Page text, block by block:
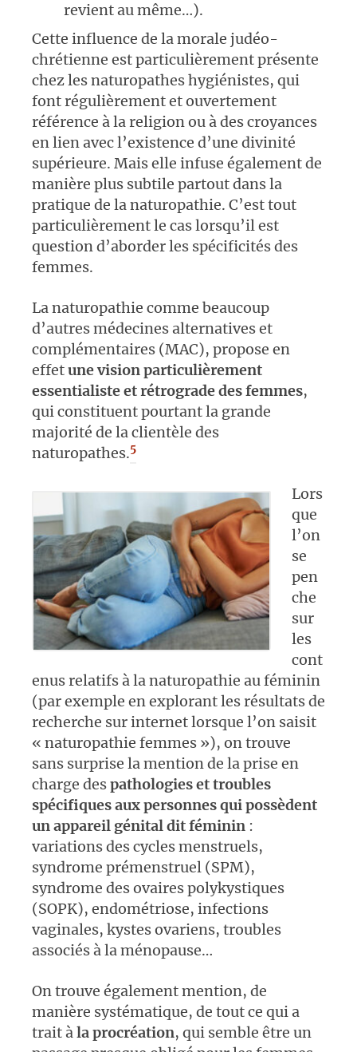
revient au même…).
Cette influence de la morale judéo-
chrétienne est particulièrement présente
chez les naturopathes hygiénistes, qui
font régulièrement et ouvertement
référence à la religion ou à des croyances
en lien avec l’existence d’une divinité
supérieure. Mais elle infuse également de
manière plus subtile partout dans la
pratique de la naturopathie. C’est tout
particulièrement le cas lorsqu’il est
question d’aborder les spécificités des
femmes.
La naturopathie comme beaucoup
d’autres médecines alternatives et
complémentaires (MAC), propose en
effetune vision particulièrement
essentialiste et rétrograde des femmes,
qui constituent pourtant la grande
majorité de la clientèle des
naturopathes.5
Lors
que
l’on
se
pen
che
sur
les
cont
enus relatifs à la naturopathie au féminin
(par exemple en explorant les résultats de
recherche sur internet lorsque l’on saisit
« naturopathie femmes »), on trouve
sans surprise la mention de la prise en
charge despathologies et troubles
spécifiques aux personnes qui possèdent
un appareil génital dit féminin :
variations des cycles menstruels,
syndrome prémenstruel (SPM),
syndrome des ovaires polykystiques
(SOPK), endométriose, infections
vaginales, kystes ovariens, troubles
associés à la ménopause…
On trouve également mention, de
manière systématique, de tout ce qui a
trait àla procréation, qui semble être un